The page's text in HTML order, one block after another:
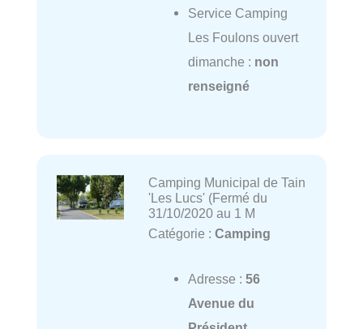
Service Camping
Les Foulons ouvert
dimanche : non
renseigné
Camping Municipal de Tain
'Les Lucs' (Fermé du
31/10/2020 au 1 M
Catégorie : Camping
Adresse : 56
Avenue du